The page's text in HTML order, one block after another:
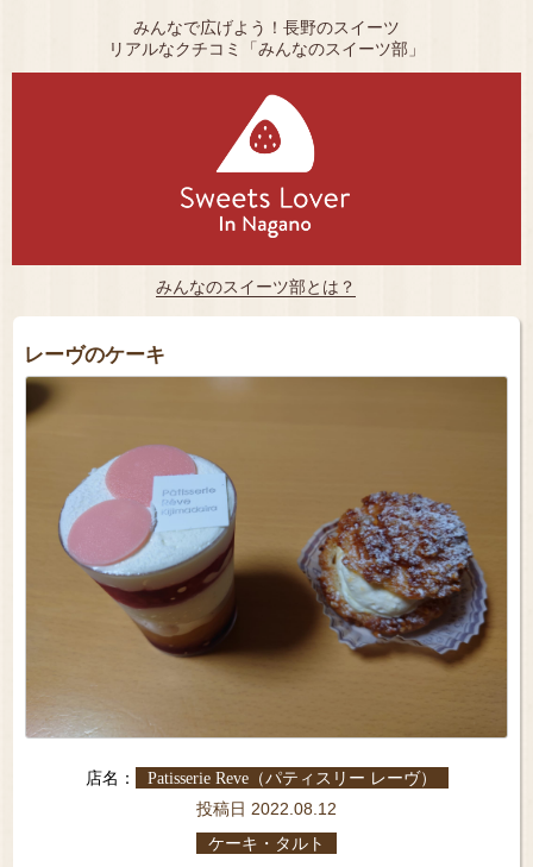
みんなで広げよう！長野のスイーツ
リアルなクチコミ「みんなのスイーツ部」
みんなのスイーツ部とは？
レーヴのケーキ
店名： Patisserie Reve（パティスリー レーヴ）
投稿日 2022.08.12
ケーキ・タルト